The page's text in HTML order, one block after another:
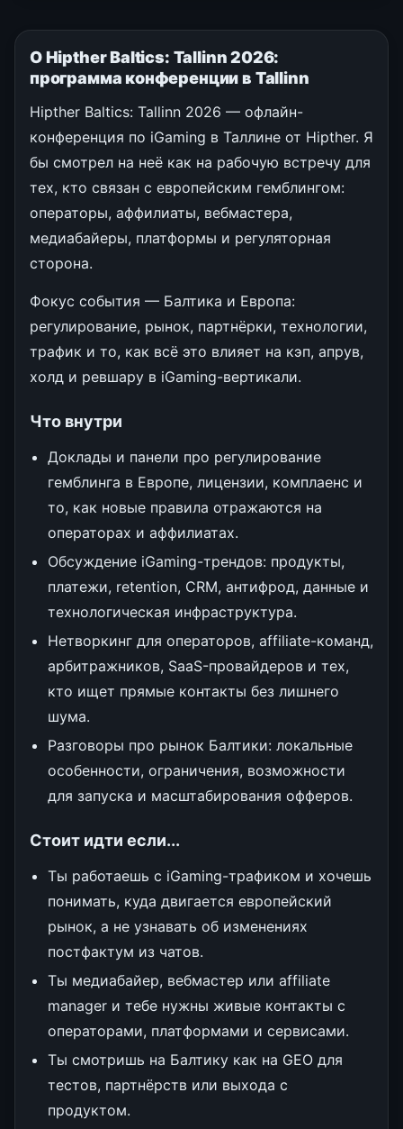
О Hipther Baltics: Tallinn 2026:
программа конференции в Tallinn
Hipther Baltics: Tallinn 2026 — офлайн-
конференция по iGaming в Таллине от Hipther. Я
бы смотрел на неё как на рабочую встречу для
тех, кто связан с европейским гемблингом:
операторы, аффилиаты, вебмастера,
медиабайеры, платформы и регуляторная
сторона.
Фокус события — Балтика и Европа:
регулирование, рынок, партнёрки, технологии,
трафик и то, как всё это влияет на кэп, апрув,
холд и ревшару в iGaming-вертикали.
Что внутри
Доклады и панели про регулирование
гемблинга в Европе, лицензии, комплаенс и
то, как новые правила отражаются на
операторах и аффилиатах.
Обсуждение iGaming-трендов: продукты,
платежи, retention, CRM, антифрод, данные и
технологическая инфраструктура.
Нетворкинг для операторов, affiliate-команд,
арбитражников, SaaS-провайдеров и тех,
кто ищет прямые контакты без лишнего
шума.
Разговоры про рынок Балтики: локальные
особенности, ограничения, возможности
для запуска и масштабирования офферов.
Стоит идти если...
Ты работаешь с iGaming-трафиком и хочешь
понимать, куда двигается европейский
рынок, а не узнавать об изменениях
постфактум из чатов.
Ты медиабайер, вебмастер или affiliate
manager и тебе нужны живые контакты с
операторами, платформами и сервисами.
Ты смотришь на Балтику как на GEO для
тестов, партнёрств или выхода с
продуктом.